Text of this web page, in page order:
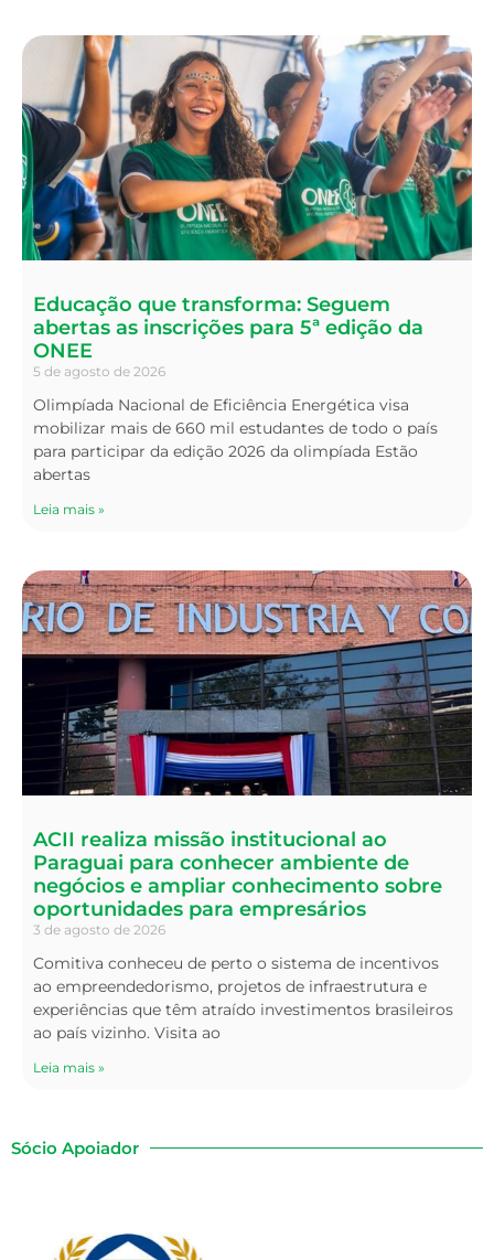
Educação que transforma: Seguem
abertas as inscrições para 5ª edição da
ONEE
5 de agosto de 2026
Olimpíada Nacional de Eficiência Energética visa
mobilizar mais de 660 mil estudantes de todo o país
para participar da edição 2026 da olimpíada Estão
abertas
Leia mais »
ACII realiza missão institucional ao
Paraguai para conhecer ambiente de
negócios e ampliar conhecimento sobre
oportunidades para empresários
3 de agosto de 2026
Comitiva conheceu de perto o sistema de incentivos
ao empreendedorismo, projetos de infraestrutura e
experiências que têm atraído investimentos brasileiros
ao país vizinho. Visita ao
Leia mais »
Sócio Apoiador